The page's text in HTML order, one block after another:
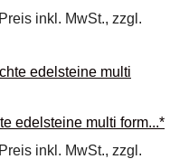
Preis inkl. MwSt., zzgl.
edelsteine ​​multi form...*
Preis inkl. MwSt., zzgl.